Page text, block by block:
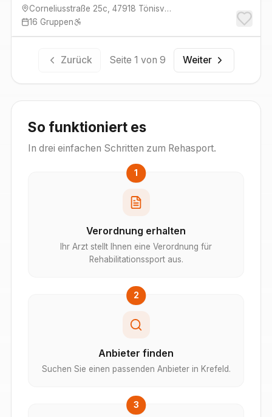
Corneliusstraße 25c 47918 Tönisvorst
16 Gruppen
Zurück Seite 1 von 9 Weiter
So funktioniert es
In drei einfachen Schritten zum Rehasport.
1
Verordnung erhalten
Ihr Arzt stellt Ihnen eine Verordnung für
Rehabilitationssport aus.
2
Anbieter finden
Suchen Sie einen passenden Anbieter in Krefeld.
3